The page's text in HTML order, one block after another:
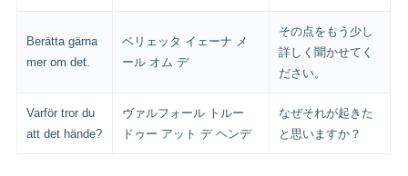
Berätta gärna
mer om det.
ベリェッタ イェーナ メ
ール オム デ
その点をもう少し
詳しく聞かせてく
ださい。
Varför tror du
att det hände?
ヴァルフォール トルー
ドゥー アット デ ヘンデ
なぜそれが起きた
と思いますか？